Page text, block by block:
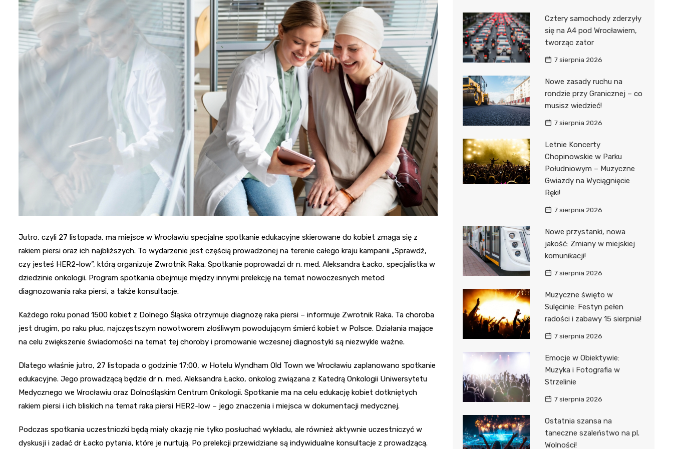
Kino
Poczta
Jutro, czyli 27 listopada, ma miejsce w Wrocławiu specjalne spotkanie edukacyjne skierowane do kobiet zmaga się z
rakiem piersi oraz ich najbliższych. To wydarzenie jest częścią prowadzonej na terenie całego kraju kampanii „Sprawdź,
czy jesteś HER2-low”, którą organizuje Zwrotnik Raka. Spotkanie poprowadzi dr n. med. Aleksandra Łacko, specjalistka w
dziedzinie onkologii. Program spotkania obejmuje między innymi prelekcję na temat nowoczesnych metod
diagnozowania raka piersi, a także konsultacje.
Każdego roku ponad 1500 kobiet z Dolnego Śląska otrzymuje diagnozę raka piersi – informuje Zwrotnik Raka. Ta choroba
jest drugim, po raku płuc, najczęstszym nowotworem złośliwym powodującym śmierć kobiet w Polsce. Działania mające
na celu zwiększenie świadomości na temat tej choroby i promowanie wczesnej diagnostyki są niezwykle ważne.
Dlatego właśnie jutro, 27 listopada o godzinie 17:00, w Hotelu Wyndham Old Town we Wrocławiu zaplanowano spotkanie
edukacyjne. Jego prowadzącą będzie dr n. med. Aleksandra Łacko, onkolog związana z Katedrą Onkologii Uniwersytetu
Medycznego we Wrocławiu oraz Dolnośląskim Centrum Onkologii. Spotkanie ma na celu edukację kobiet dotkniętych
rakiem piersi i ich bliskich na temat raka piersi HER2-low – jego znaczenia i miejsca w dokumentacji medycznej.
Podczas spotkania uczestniczki będą miały okazję nie tylko posłuchać wykładu, ale również aktywnie uczestniczyć w
dyskusji i zadać dr Łacko pytania, które je nurtują. Po prelekcji przewidziane są indywidualne konsultacje z prowadzącą.
Cztery samochody zderzyły
się na A4 pod Wrocławiem,
tworząc zator
7 sierpnia 2026
Nowe zasady ruchu na
rondzie przy Granicznej – co
musisz wiedzieć!
7 sierpnia 2026
Letnie Koncerty
Chopinowskie w Parku
Południowym – Muzyczne
Gwiazdy na Wyciągnięcie
Ręki!
7 sierpnia 2026
Nowe przystanki, nowa
jakość: Zmiany w miejskiej
komunikacji!
7 sierpnia 2026
Muzyczne święto w
Sulęcinie: Festyn pełen
radości i zabawy 15 sierpnia!
7 sierpnia 2026
Emocje w Obiektywie:
Muzyka i Fotografia w
Strzelinie
7 sierpnia 2026
Ostatnia szansa na
taneczne szaleństwo na pl.
Wolności!